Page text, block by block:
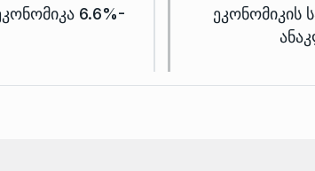
6.6%-
ეკონომიკის